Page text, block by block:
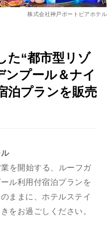
株式会社神戸ポートピアホテル
た“都市型リゾ
ンプール＆ナイ
泊プランを販売
を開始する、ルーフガ
ル利用付宿泊プランを
ままに、ホテルステイ
をお過ごしください。